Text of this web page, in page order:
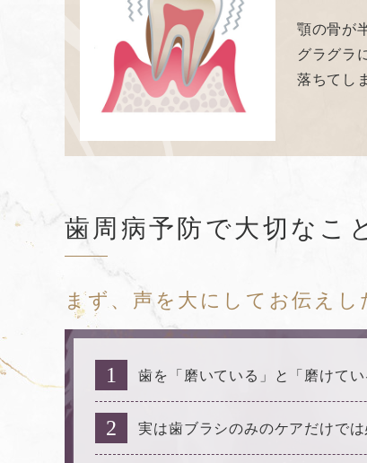
顎の骨が
グラグラ
落ちてし
歯周病予防で大切なこ
まず、声を大にしてお伝えし
歯を「磨いている」と「磨けて
実は歯ブラシのみのケアだけで